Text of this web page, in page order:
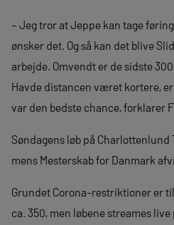
– Jeg tror at Jeppe kan tage
ønsker det. Og så kan det blive
arbejde. Omvendt er de sidste
Havde distancen været kortere,
var den bedste chance, forklarer
Søndagens løb på Charlottenlund
mens Mesterskab for Danmark
Grundet Corona-restriktioner er
ca. 350, men løbene streames